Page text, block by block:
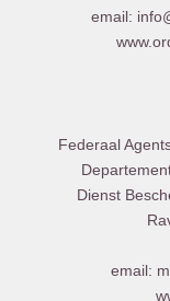
email:
Federaal
Dienst
email: